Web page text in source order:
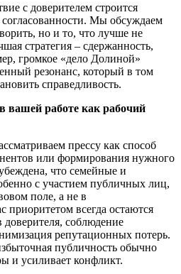
с доверителем строится
Мы обсуждаем
но и то, что лучше не
стратегия – сдержанность,
громкое «дело Долиной»
резонанс, который в том
справедливость.
работе как рабочий
прессу как способ
или формирования нужного
что семейные и
с участием публичных лиц,
поле, а не в
приоритетом всегда остаются
доверителя, соблюдение
репутационных потерь.
публичность обычно
и усиливает конфликт.